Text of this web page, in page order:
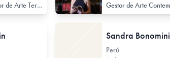
Arte Terciario Profesor de Arte Secundario
Sandra Bonomini
Perú